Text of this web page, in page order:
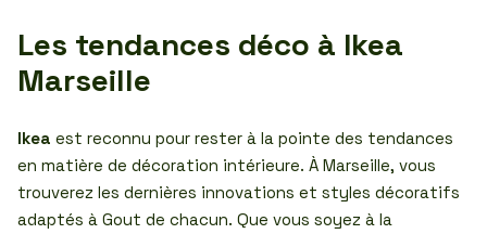
Les tendances déco à Ikea
Marseille
Ikea est reconnu pour rester à la pointe des tendances
en matière de décoration intérieure. À Marseille, vous
trouverez les dernières innovations et styles décoratifs
adaptés à Gout de chacun. Que vous soyez à la